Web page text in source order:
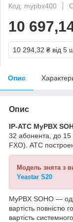
Код: mypbx400
10
10 294,32 ₴ від 5
Опис
Опис
IP-АТС MyPBX
32 абонента, до 15
FXO). АТС
Модель знята з
Yeastar S20
MyPBX SOHO —
вартість повністю
вартість